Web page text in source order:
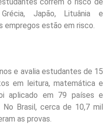
correm o risco de
Japão, Lituânia e
empregos estão em risco.
e avalia estudantes de 15
em leitura, matemática e
aplicado em 79 países e
Brasil, cerca de 10,7 mil
as provas.